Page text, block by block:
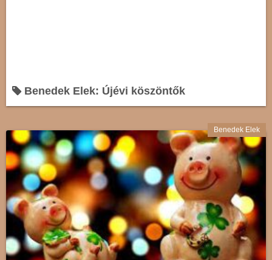
Benedek Elek: Újévi köszöntők
Benedek Elek